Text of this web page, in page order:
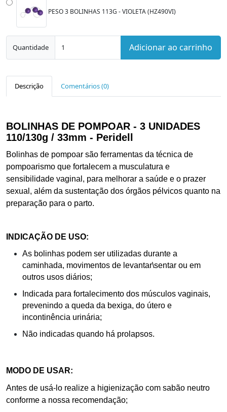
PESO 3 BOLINHAS 113G - VIOLETA (HZ490VI)
Quantidade Adicionar ao carrinho
Descrição Comentários (0)
BOLINHAS DE POMPOAR - 3 UNIDADES
110/130g / 33mm - Peridell
Bolinhas de pompoar são ferramentas da técnica de
pompoarismo que fortalecem a musculatura e
sensibilidade vaginal, para melhorar a saúde e o prazer
sexual, além da sustentação dos órgãos pélvicos quanto na
preparação para o parto.
INDICAÇÃO DE USO:
As bolinhas podem ser utilizadas durante a
caminhada, movimentos de levantar\sentar ou em
outros usos diários;
Indicada para fortalecimento dos músculos vaginais,
prevenindo a queda da bexiga, do útero e
incontinência urinária;
Não indicadas quando há prolapsos.
MODO DE USAR:
Antes de usá-lo realize a higienização com sabão neutro
conforme a nossa recomendação;